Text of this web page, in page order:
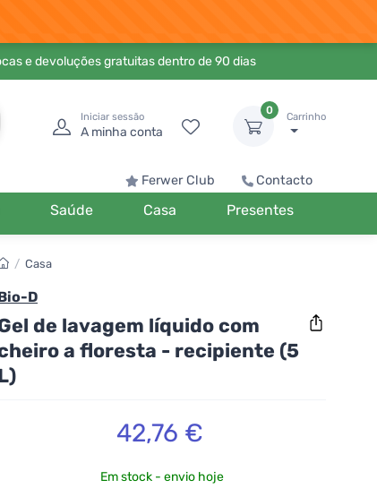
e devoluções gratuitas dentro de 90 dias
Iniciar sessão
A minha conta
0
Carrinho
Ferwer Club Contacto
Saúde Casa Presentes
/ Casa
D
de lavagem líquido com
a floresta - recipiente (5
42,76 €
Em stock - envio hoje